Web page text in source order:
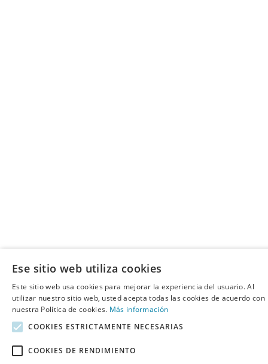
Ese sitio web utiliza cookies
Este sitio web usa cookies para mejorar la experiencia del usuario. Al
utilizar nuestro sitio web, usted acepta todas las cookies de acuerdo con
nuestra Política de cookies. Más información
COOKIES ESTRICTAMENTE NECESARIAS
COOKIES DE RENDIMIENTO